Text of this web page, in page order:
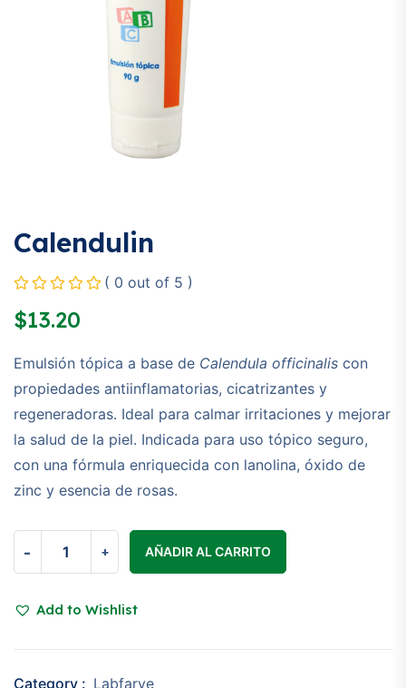
Calendulin
( 0 out of 5 )
$13.20
Emulsión tópica a base de Calendula officinalis con
propiedades antiinflamatorias, cicatrizantes y
regeneradoras. Ideal para calmar irritaciones y mejorar
la salud de la piel. Indicada para uso tópico seguro,
con una fórmula enriquecida con lanolina, óxido de
zinc y esencia de rosas.
Calendulin
quantity
- + AÑADIR AL CARRITO
Add to Wishlist
Category : Labfarve